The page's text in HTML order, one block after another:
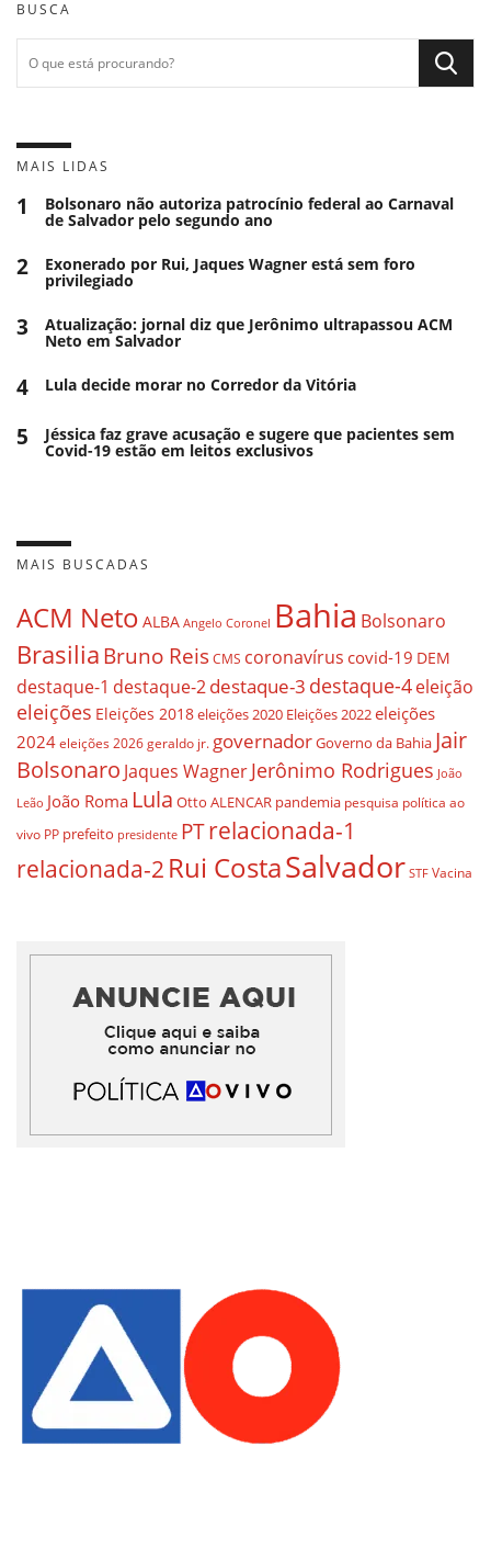
BUSCA
MAIS LIDAS
1 Bolsonaro não autoriza patrocínio federal ao Carnaval
de Salvador pelo segundo ano
2 Exonerado por Rui, Jaques Wagner está sem foro
privilegiado
3 Atualização: jornal diz que Jerônimo ultrapassou ACM
Neto em Salvador
4 Lula decide morar no Corredor da Vitória
5 Jéssica faz grave acusação e sugere que pacientes sem
Covid-19 estão em leitos exclusivos
MAIS BUSCADAS
ACM Neto ALBA Angelo Coronel Bahia Bolsonaro
BrasiliaBruno ReisCMS coronavírus covid-19 DEM
destaque-1 destaque-2destaque-3 destaque-4eleição
eleições Eleições 2018eleições 2020 Eleições 2022eleições
2024 eleições 2026 geraldo jr. governadorGoverno da Bahia Jair
Bolsonaro Jaques WagnerJerônimo Rodrigues João
Leão João Roma Lula Otto ALENCAR pandemia pesquisa política ao
vivo PP prefeito presidente PTrelacionada-1
relacionada-2 Rui CostaSalvador STF Vacina